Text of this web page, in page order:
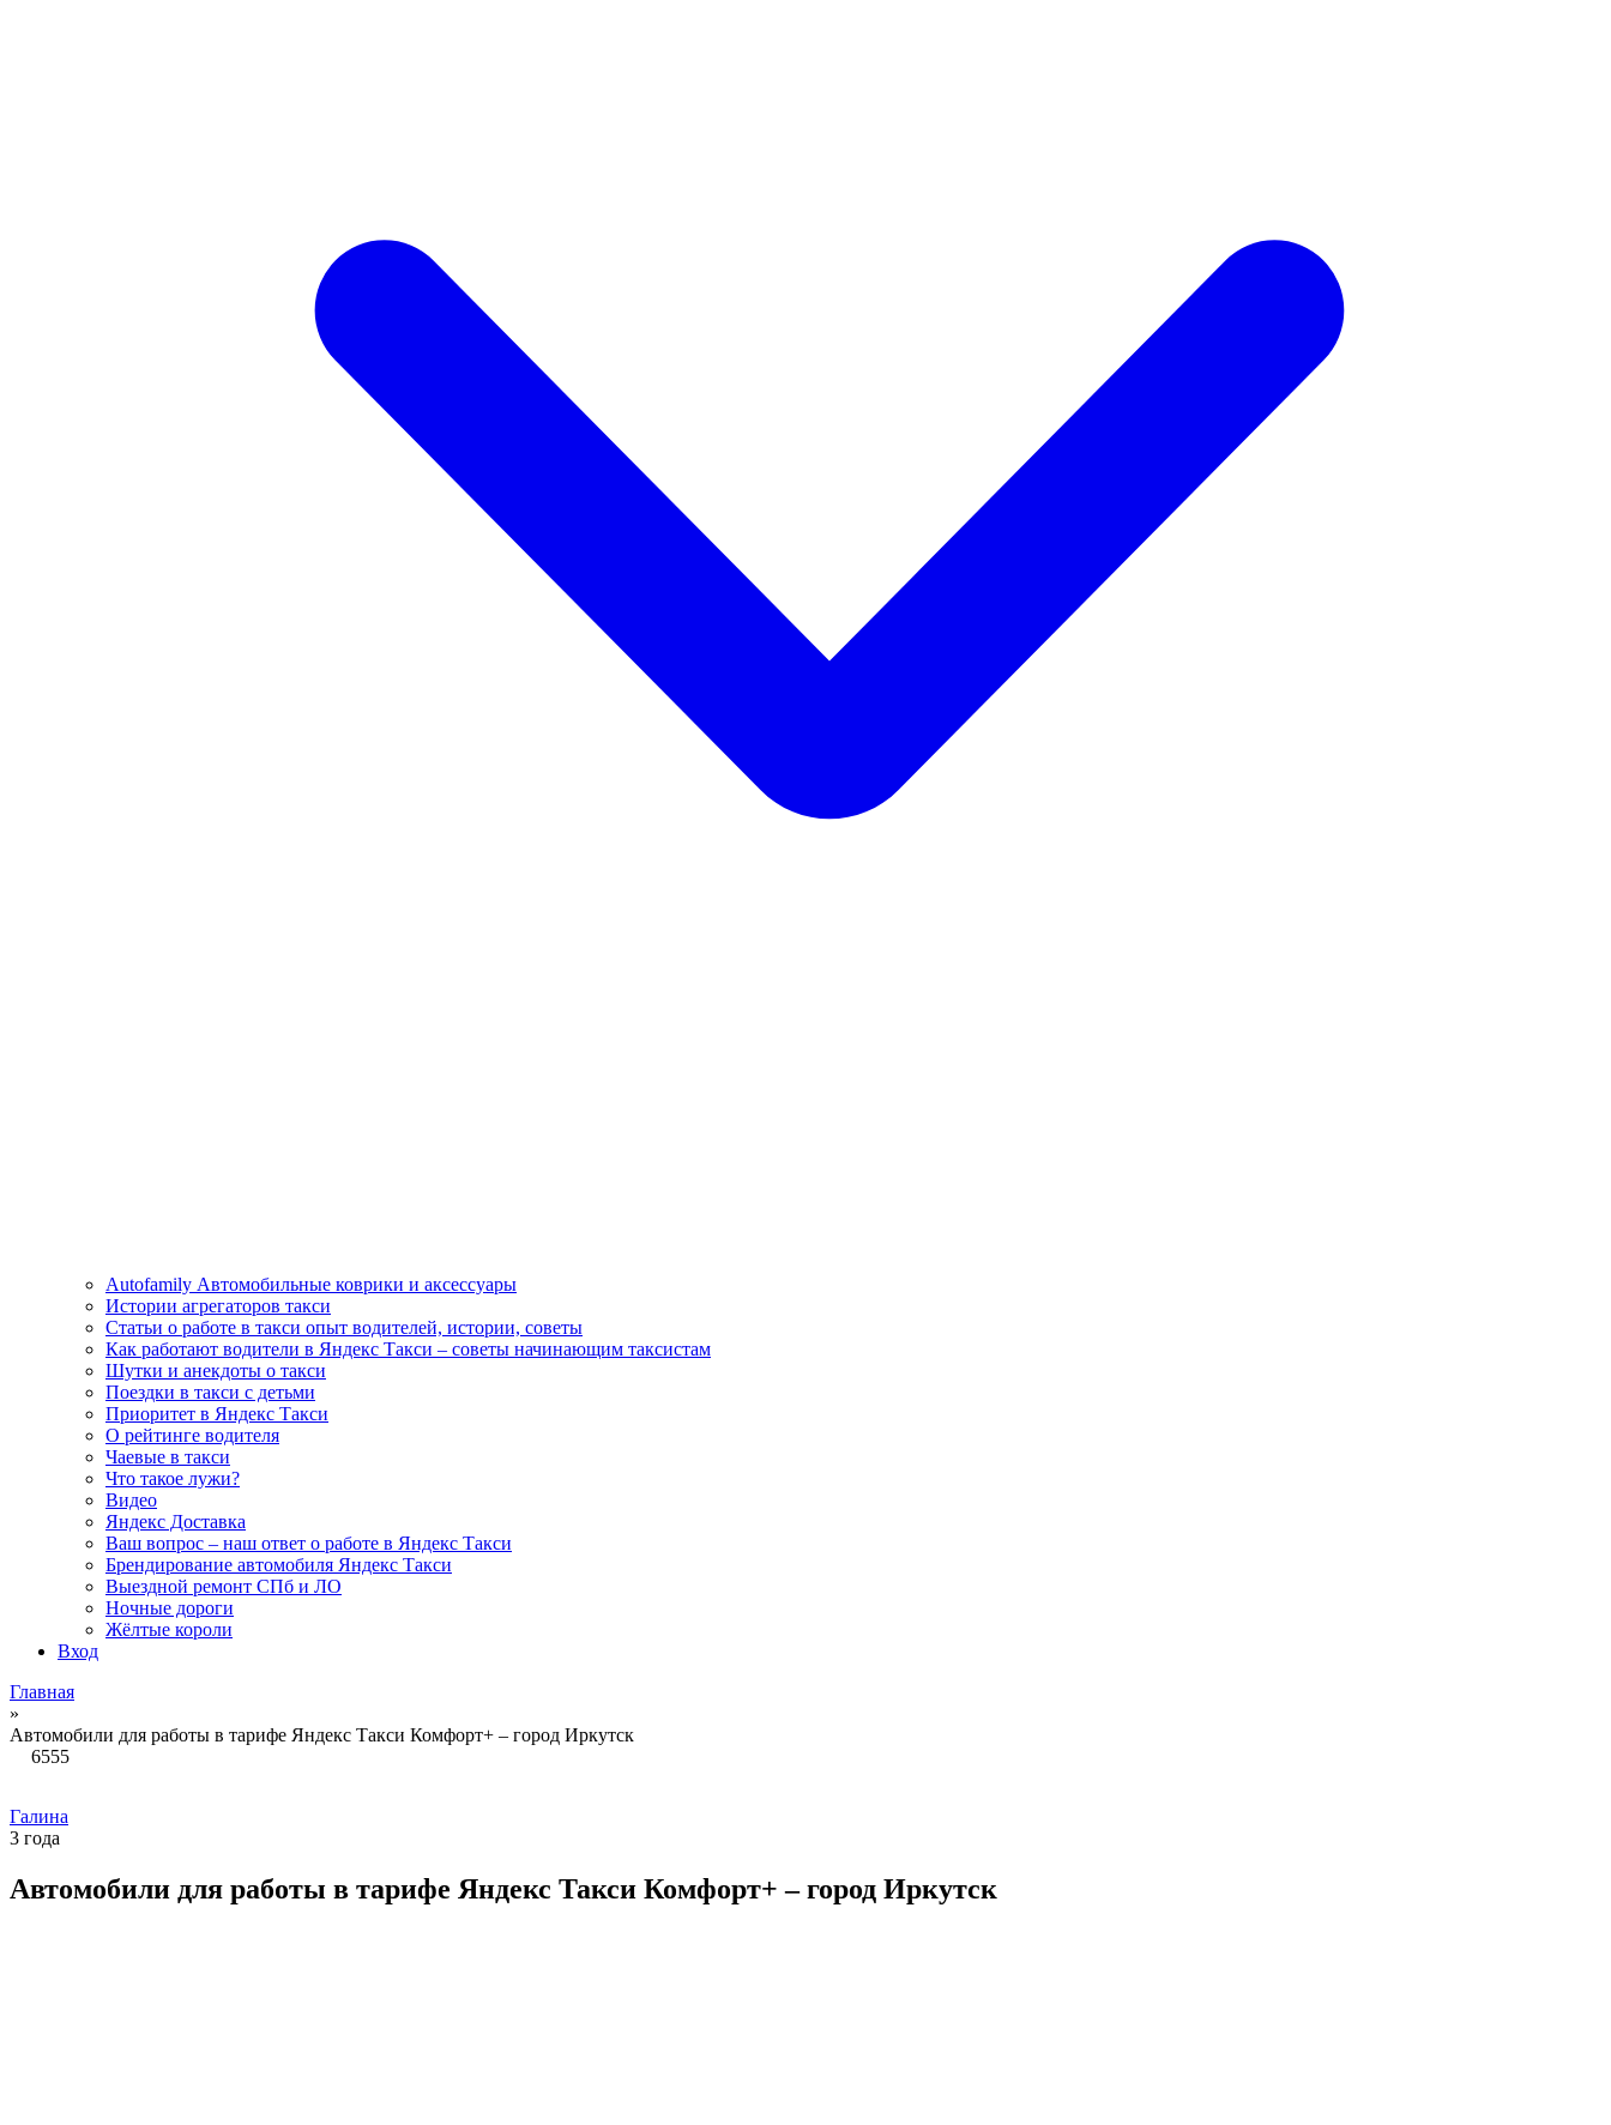
Autofamily Автомобильные коврики и аксессуары
Истории агрегаторов такси
Статьи о работе в такси опыт водителей, истории, советы
Как работают водители в Яндекс Такси – советы начинающим таксистам
Шутки и анекдоты о такси
Поездки в такси с детьми
Приоритет в Яндекс Такси
О рейтинге водителя
Чаевые в такси
Что такое лужи?
Видео
Яндекс Доставка
Ваш вопрос – наш ответ о работе в Яндекс Такси
Брендирование автомобиля Яндекс Такси
Выездной ремонт СПб и ЛО
Ночные дороги
Жёлтые короли
Вход
Главная
»
Автомобили для работы в тарифе Яндекс Такси Комфорт+ – город Иркутск
6555
Галина
3 года
Автомобили для работы в тарифе Яндекс Такси Комфорт+ – город Иркутск